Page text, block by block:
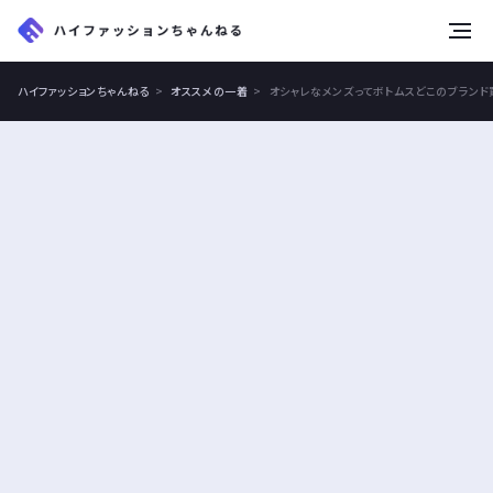
ハイファッションちゃんねる オススメの一着 オシャレなメンズってボトムスどこのブラン